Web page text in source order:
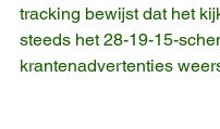
tracking bewijst dat het
steeds het 28-19-15-
krantenadvertenties